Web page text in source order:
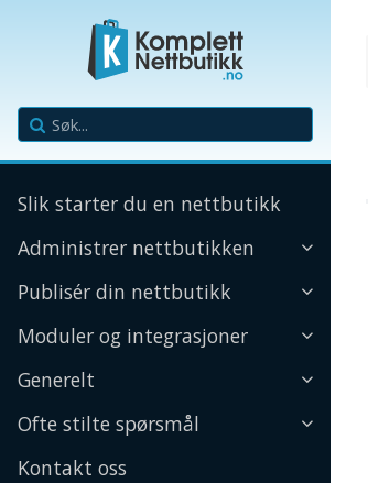
Slik starter du en nettbutikk
Administrer nettbutikken
Publisér din nettbutikk
Moduler og integrasjoner
Generelt
Ofte stilte spørsmål
Kontakt oss